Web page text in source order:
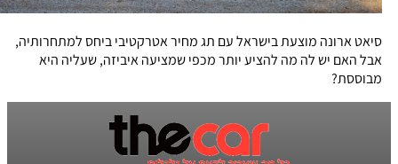
סיאט ארונה מוצעת בישראל עם תג מחיר אטרקטיבי ביחס למתחרותיה,
אבל האם יש לה מה להציע יותר מכפי שמציעה איביזה, שעליה היא
מבוססת?